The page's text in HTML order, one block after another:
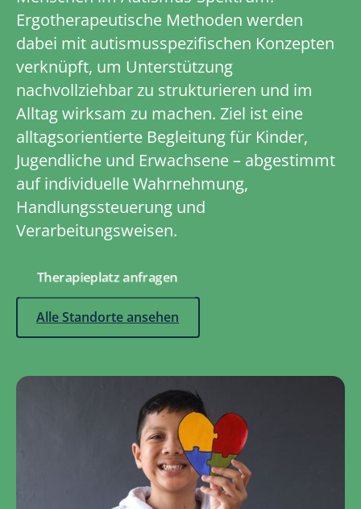
Ergotherapeutische Methoden werden
dabei mit autismus­spezifischen Konzepten
verknüpft, um Unterstützung
nachvollziehbar zu strukturieren und im
Alltag wirksam zu machen. Ziel ist eine
alltagsorientierte Begleitung für Kinder,
Jugendliche und Erwachsene – abgestimmt
auf individuelle Wahrnehmung,
Handlungssteuerung und
Verarbeitungsweisen.
Therapieplatz anfragen
Alle Standorte ansehen